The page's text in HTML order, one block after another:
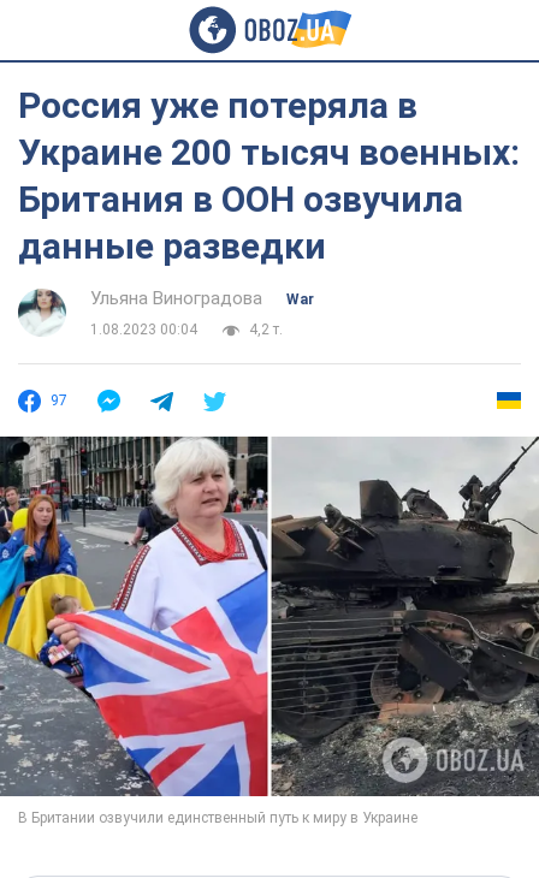
Россия уже потеряла в
Украине 200 тысяч военных:
Британия в ООН озвучила
данные разведки
Ульяна Виноградова
War
1.08.2023 00:04
4,2 т.
97